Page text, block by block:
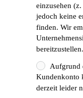
einzusehen
jedoch keine
finden. Wir
bereitzustellen.
Aufgrund
Kundenkonto
derzeit leider